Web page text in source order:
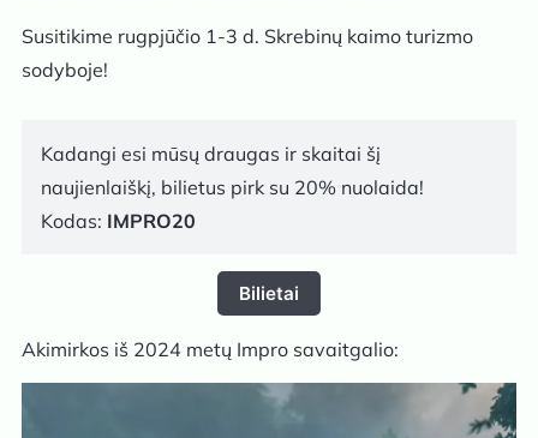
Susitikime rugpjūčio 1-3 d. Skrebinų kaimo turizmo
sodyboje!
Kadangi esi mūsų draugas ir skaitai šį
naujienlaiškį, bilietus pirk su 20% nuolaida!
Kodas: IMPRO20
Bilietai
Akimirkos iš 2024 metų Impro savaitgalio: